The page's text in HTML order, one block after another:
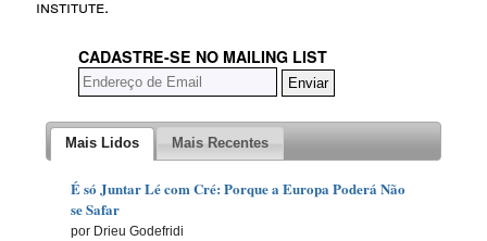
institute.
CADASTRE-SE NO MAILING LIST
Mais Lidos Mais Recentes
É só Juntar Lé com Cré: Porque a Europa Poderá Não
se Safar
por Drieu Godefridi